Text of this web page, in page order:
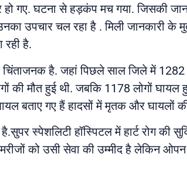
गए. घटना से हड़कंप मच गया. जिसकी
उपचार चल रहा है . मिली जानकारी के
है.
है. जहां पिछले साल जिले में
की मौत हुई थी. जबकि 1178 लोगों
बताए गए हैं हादसों में मृतक और घायलों
स्पेशलिटी हॉस्पिटल में हार्ट रोग की
को उसी सेवा की उम्मीद है लेकिन ओपन